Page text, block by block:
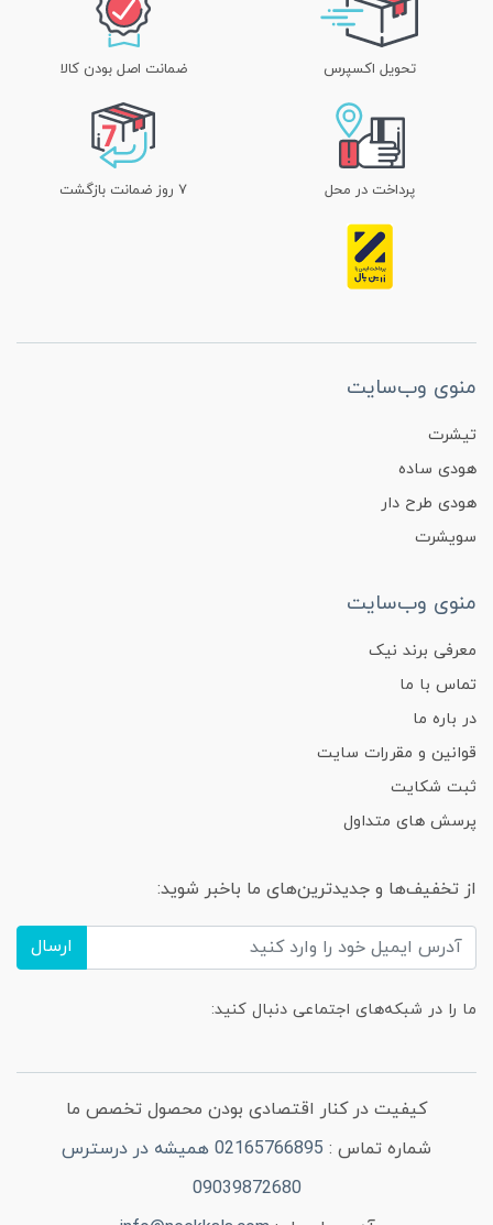
تحویل اکسپرس ضمانت اصل بودن کالا
پرداخت در محل ۷ روز ضمانت بازگشت
منوی وب‌سایت
تیشرت
هودی ساده
هودی طرح دار
سویشرت
منوی وب‌سایت
معرفی برند نیک
تماس با ما
در باره ما
قوانین و مقررات سایت
ثبت شکایت
پرسش های متداول
از تخفیف‌ها و جدیدترین‌های ما باخبر شوید:
ارسال
ما را در شبکه‌های اجتماعی دنبال کنید:
کیفیت در کنار اقتصادی بودن محصول تخصص ما
شماره تماس :
02165766895 همیشه در درسترس
09039872680